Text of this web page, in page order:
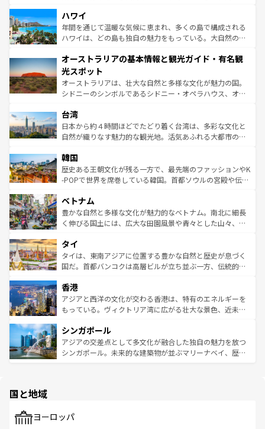
着のスイス情報は
のような巨大都市は、観光、ショッピング、エンターテイ
ンメントが詰まった刺激的なスポットだ。一方、アメリカ
西部には大自然が広がり、グランドキャニオンやイエロー
部のニューオーリンズでは、音楽と美食が融合した独特の
文化が魅力。旅行者はアメリカの各地域で異なる魅力を楽
しみながら、その多様性と豊かな歴史を感じることができ
るだろう。車でのロードトリップや列車の旅も、アメリカ
情報は
ハワイ
年間を通じて温暖な気候に恵まれ、多くの島で構成される
ハワイは、どの島も独自の魅力をもっている。大自然の神
ワイ島は見逃せない。また、定番の観光地といえばオアフ
島だが、静かな自然を求めるならマウイ島やカウアイ島が
おすすめ。エメラルドグリーンに輝く海をはじめ、豊かな
文化や歴史が息づいている。「アロハスピリット」と呼ば
人々、おいしいローカルフードやハワイアンミュージッ
ク、伝統的なフラダンスなど、すべてがハワイの魅力を彩
っている。訪れるたびに新しい発見と感動が待っているハ
はコンテンツ一覧
オーストラリアの基本情報と観光ガイド・有名観
光スポット
オーストラリアは、壮大な自然と多様な文化が魅力の国。
シドニーのシンボルであるシドニー・オペラハウス、オー
リアリーフや大陸中央部にそびえるウルル（エアーズロッ
ク）、タスマニアの美しい原生林やケアンズの熱帯雨林な
ど、見どころがたくさん。また、カフェやワイン、オージ
いる。アクティビティも充実しており、サーフィンやダイ
ビング、ハイキングなど、アウトドア好きにはたまらな
い。オーストラリアの多彩な魅力を存分に味わいつくそ
参照してほしい。
台湾
日本から約４時間ほどでたどり着く台湾は、多彩な文化と
自然が織りなす魅力的な観光地。活気あふれる大都市の台
ン）、静ひつな山岳地帯である台湾東部など、都市の喧騒
と山間の静けさが共存しており、訪れる人に新しい発見と
驚きをもたらしてくれる。また、奥深い台湾の食文化も魅
容にもいいと評判のスイーツなど、バラエティ豊かな料理
が味わえる。 なお、新着の台湾情報は コンテンツ一覧を参
照してほしい。
韓国
歴史ある王朝文化が残る一方で、最先端のファッションやK
-POPで世界を席巻している韓国。首都ソウルの宮殿や伝統
き、地方に足を延ばせば四季折々の自然美を楽しむことが
できる。そして、キムチや焼肉、絶品のストリートフード
まで、さまざまな韓国料理が待っている。夜には、韓国な
リティに包まれながら、韓国の多彩な魅力を心ゆくまで味
わってみてほしい。 なお、新着の韓国情報はコンテンツ一
覧を参照してほしい。
ベトナム
豊かな自然と多様な文化が魅力的なベトナム。南北に細長
く伸びる国土には、広大な田園風景や青々とした山々、世
急速な発展と共に伝統が息づく。ハノイの古い町並みやホ
ーチミン市のフランス統治時代の建物も、独特の雰囲気を
醸し出している。また、バラエティの豊かさとおいしさで
とつ。フォーやバインミー、ベトナムコーヒーなどは、ぜ
ひ現地で味わいたい。どの地域を訪れてもあたたかい人々
が旅行者を迎えてくれるので、きっと忘れられない旅にな
参照してほしい。
タイ
タイは、東南アジアに位置する豊かな自然と歴史が息づく
国だ。首都バンコクは高層ビルが立ち並ぶ一方、伝統的な
の活気が交差している。北部ではチェンマイなどの山岳地
帯で自然と触れ合い、南部ではプーケットやクラビの美し
いビーチでリゾート気分を楽しむことができる。タイ料理
激する。気候は一年中温暖で、どの季節にも異なる楽しみ
が待っている。親しみやすいタイの人々、仏教を中心とし
た文化、そして多様な観光資源が、訪れる旅人を魅了し続
香港
アジアと西洋の文化が交わる香港は、特有のエネルギーを
もっている。ヴィクトリア湾に広がる壮大な景色、近未来
み、どこを訪れても感動するはず。観光スポットが密集し
ており、効率よく見どころを回れるのも魅力。息をのむよ
うな絶景から文化的な体験まで、香港を存分に楽しみ尽く
シンガポール
アジアの交差点として多文化が融合した独自の魅力を放つ
シンガポール。未来的な建築物が並ぶマリーナベイ、歴史
で、ホーカーズは地元の風情を楽しめる外せないスポット
国と地域
ヨーロッパ